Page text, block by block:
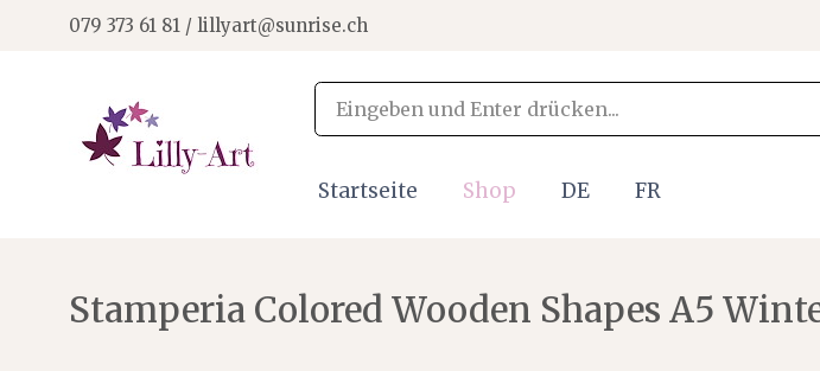
079 373 61 81 / lillyart@sunrise.ch
Startseite Shop DE FR
Stamperia Colored Wooden Shapes A5